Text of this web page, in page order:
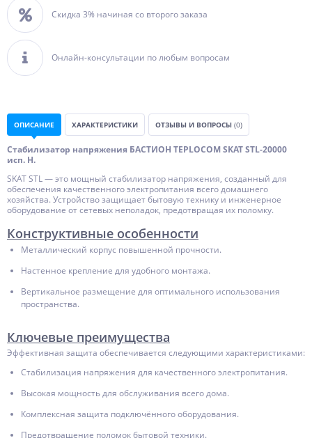
Скидка 3% начиная со второго заказа
Онлайн-консультации по любым вопросам
ОПИСАНИЕ ХАРАКТЕРИСТИКИ ОТЗЫВЫ И ВОПРОСЫ (0)
Стабилизатор напряжения БАСТИОН TEPLOCOM SKAT STL-20000
исп. Н.
SKAT STL — это мощный стабилизатор напряжения, созданный для
обеспечения качественного электропитания всего домашнего
хозяйства. Устройство защищает бытовую технику и инженерное
оборудование от сетевых неполадок, предотвращая их поломку.
Конструктивные особенности
Металлический корпус повышенной прочности.
Настенное крепление для удобного монтажа.
Вертикальное размещение для оптимального использования
пространства.
Ключевые преимущества
Эффективная защита обеспечивается следующими характеристиками:
Стабилизация напряжения для качественного электропитания.
Высокая мощность для обслуживания всего дома.
Комплексная защита подключённого оборудования.
Предотвращение поломок бытовой техники.